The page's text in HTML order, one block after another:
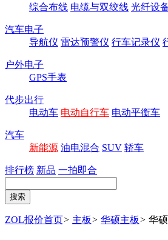
综合布线 电缆与双绞线 光纤设
汽车电子
导航仪 雷达预警仪 行车记录仪
户外电子
GPS手表
代步出行
电动车 电动自行车 电动平衡车
汽车
新能源 油电混合 SUV 轿车
排行榜 新品 一拍即合
ZOL报价首页> 主板> 华硕主板> 华